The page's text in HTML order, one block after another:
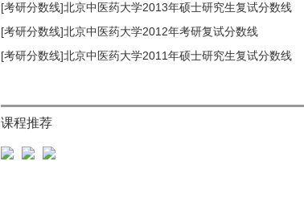
[考研分数线]北京中医药大学2013年硕士研究生复试分数线
[考研分数线]北京中医药大学2012年考研复试分数线
[考研分数线]北京中医药大学2011年硕士研究生复试分数线
课程推荐